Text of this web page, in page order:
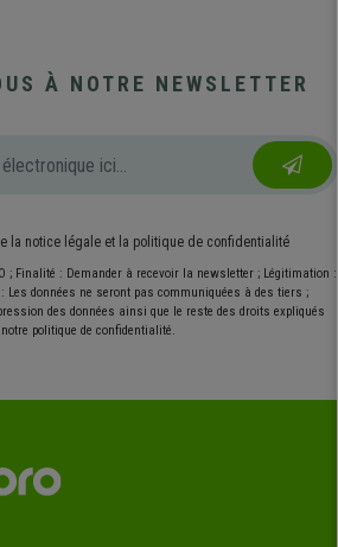
À NOTRE NEWSLETTER
la notice légale et la politique de confidentialité
; Finalité : Demander à recevoir la newsletter ; Légitimation :
Les données ne seront pas communiquées à des tiers ;
des données ainsi que le reste des droits expliqués
politique de confidentialité.